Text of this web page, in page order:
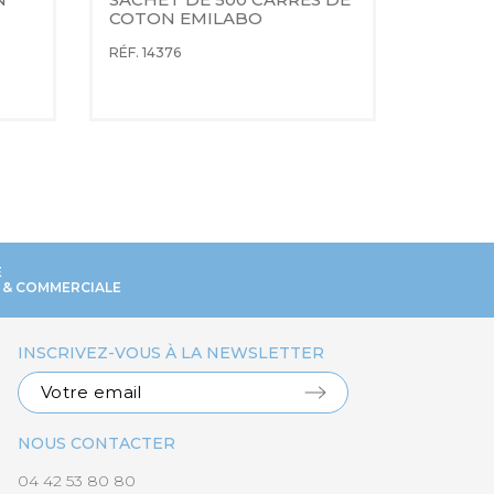
COTON EMILABO
RÉF. 14376
COMMERCIALE
INSCRIVEZ-VOUS À LA NEWSLETTER
NOUS CONTACTER
04 42 53 80 80